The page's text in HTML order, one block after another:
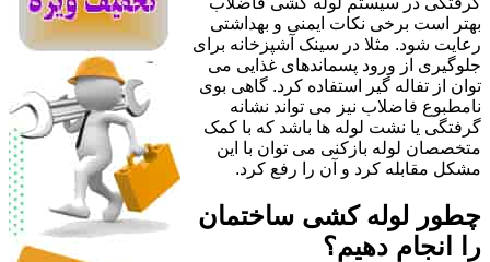
بهتر است برخی نکات ایمنی و بهداشتی
رعایت شود. مثلا در سینک آشپزخانه برای
جلوگیری از ورود پسماندهای غذایی می
توان از تفاله گیر استفاده کرد. گاهی بوی
نامطبوع فاضلاب نیز می تواند نشانه
گرفتگی یا نشت لوله ها باشد که با کمک
متخصصان لوله بازکنی می توان با این
مشکل مقابله کرد و آن را رفع کرد.
چطور لوله کشی ساختمان
را انجام دهیم؟